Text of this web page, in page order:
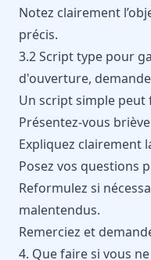
Notez clairement
précis.
3.2 Script type pour
d'ouverture,
Un script simple
Présentez-vous
Expliquez clairement
Posez vos questions
Reformulez si
malentendus.
Remerciez et
4. Que faire si vous